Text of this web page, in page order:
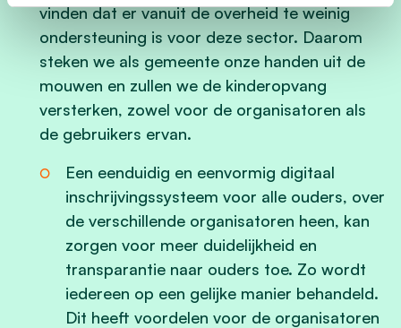
vinden dat er vanuit de overheid te weinig
ondersteuning is voor deze sector. Daarom
steken we als gemeente onze handen uit de
mouwen en zullen we de kinderopvang
versterken, zowel voor de organisatoren als
de gebruikers ervan.
Een eenduidig en eenvormig digitaal
inschrijvingssysteem voor alle ouders, over
de verschillende organisatoren heen, kan
zorgen voor meer duidelijkheid en
transparantie naar ouders toe. Zo wordt
iedereen op een gelijke manier behandeld.
Dit heeft voordelen voor de organisatoren